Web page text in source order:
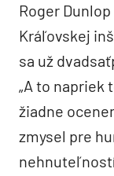
Roger
Kráľovskej
sa už
„A to napriek
žiadne
zmysel pre